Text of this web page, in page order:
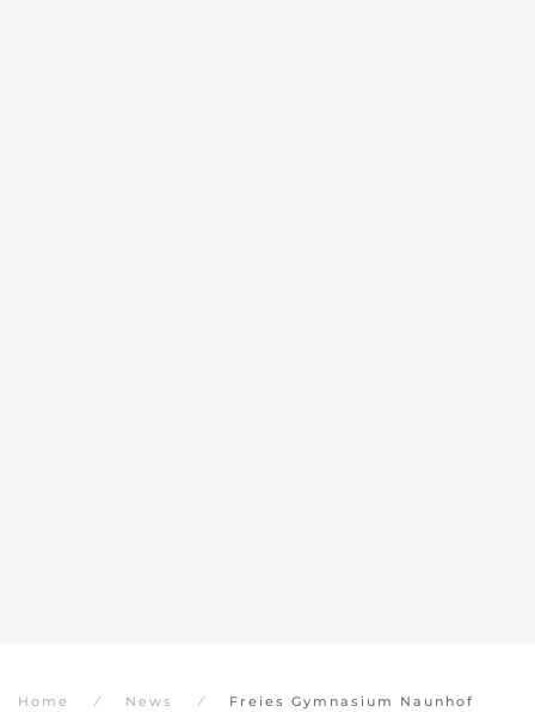
Home News
Freies Gymnasium Naunhof